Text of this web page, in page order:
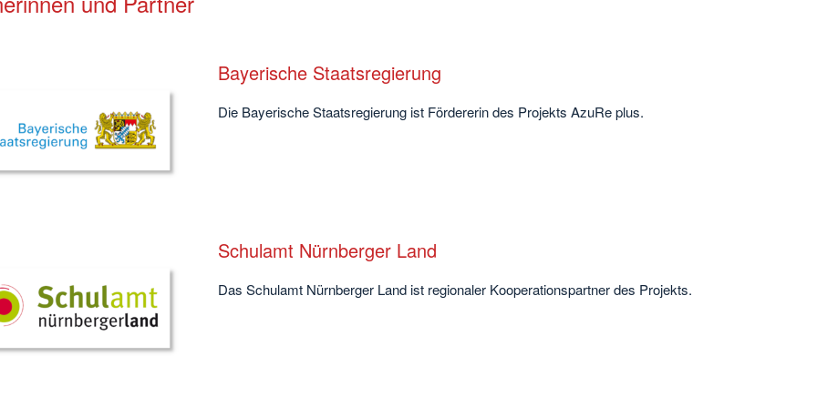
Bayerische Staatsregierung
Die Bayerische Staatsregierung ist Fördererin des Projekts AzuRe plus.
Schulamt Nürnberger Land
Das Schulamt Nürnberger Land ist regionaler Kooperationspartner des Projekts.